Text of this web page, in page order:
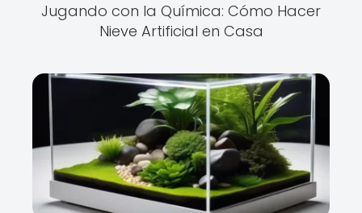
Jugando con la Química: Cómo Hacer
Nieve Artificial en Casa